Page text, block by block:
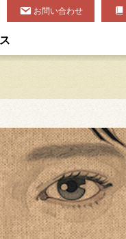
お問い合わせ